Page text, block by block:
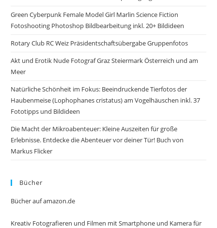
Green Cyberpunk Female Model Girl Marlin Science Fiction
Fotoshooting Photoshop Bildbearbeitung inkl. 20+ Bildideen
Rotary Club RC Weiz Präsidentschaftsübergabe Gruppenfotos
Akt und Erotik Nude Fotograf Graz Steiermark Österreich und am
Meer
Natürliche Schönheit im Fokus: Beeindruckende Tierfotos der
Haubenmeise (Lophophanes cristatus) am Vogelhäuschen inkl. 37
Fototipps und Bildideen
Die Macht der Mikroabenteuer: Kleine Auszeiten für große
Erlebnisse. Entdecke die Abenteuer vor deiner Tür! Buch von
Markus Flicker
Bücher
Bücher auf amazon.de
Kreativ Fotografieren und Filmen mit Smartphone und Kamera für